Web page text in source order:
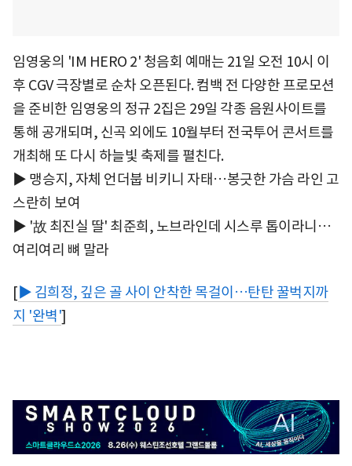
임영웅의 'IM HERO 2' 청음회 예매는 21일 오전 10시 이
후 CGV 극장별로 순차 오픈된다. 컴백 전 다양한 프로모션
을 준비한 임영웅의 정규 2집은 29일 각종 음원사이트를
통해 공개되며, 신곡 외에도 10월부터 전국투어 콘서트를
개최해 또 다시 하늘빛 축제를 펼친다.
▶ 맹승지, 자체 언더붑 비키니 자태…봉긋한 가슴 라인 고
스란히 보여
▶ '故 최진실 딸' 최준희, 노브라인데 시스루 톱이라니…
여리여리 뼈 말라
[▶ 김희정, 깊은 골 사이 안착한 목걸이…탄탄 꿀벅지까
지 '완벽']